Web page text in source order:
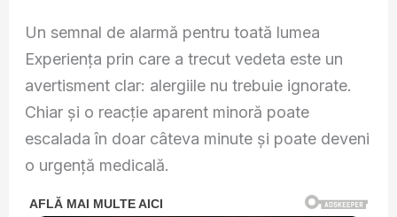
Un semnal de alarmă pentru toată lumea
Experiența prin care a trecut vedeta este un
avertisment clar: alergiile nu trebuie ignorate.
Chiar și o reacție aparent minoră poate
escalada în doar câteva minute și poate deveni
o urgență medicală.